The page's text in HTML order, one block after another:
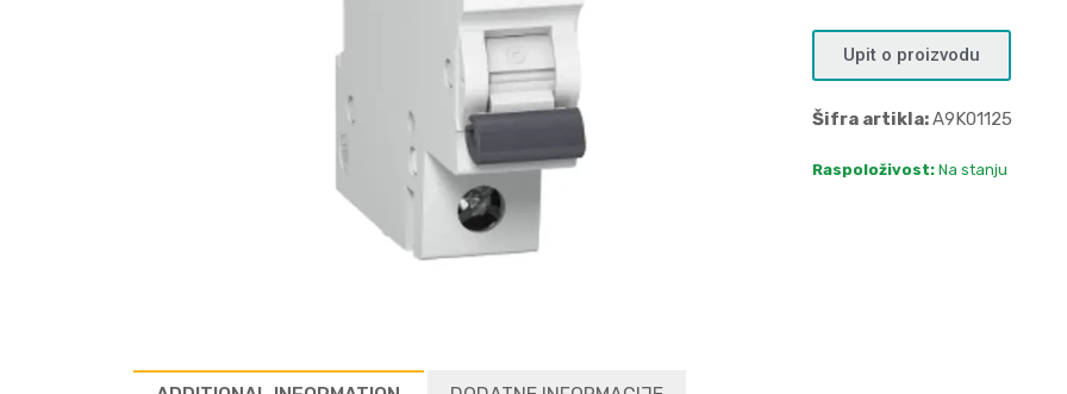
Upit o proizvodu
Šifra artikla:A9K01125
Raspoloživost: Na stanju